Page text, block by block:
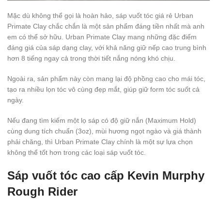
Mặc dù không thể gọi là hoàn hảo, sáp vuốt tóc giá rẻ Urban
Primate Clay chắc chắn là một sản phẩm đáng tiền nhất mà anh
em có thể sở hữu. Urban Primate Clay mang những đặc điểm
đáng giá của sáp dạng clay, với khả năng giữ nếp cao trung bình
hơn 8 tiếng ngay cả trong thời tiết nắng nóng khó chịu.
Ngoài ra, sản phẩm này còn mang lại độ phồng cao cho mái tóc,
tạo ra nhiều lọn tóc vô cùng đẹp mắt, giúp giữ form tóc suốt cả
ngày.
Nếu đang tìm kiếm một lọ sáp có độ giữ nắn (Maximum Hold)
cùng dung tích chuẩn (3oz), mùi hương ngọt ngào và giá thành
phải chăng, thì Urban Primate Clay chính là một sự lựa chọn
không thể tốt hơn trong các loại sáp vuốt tóc.
Sáp vuốt tóc cao cấp Kevin Murphy
Rough Rider